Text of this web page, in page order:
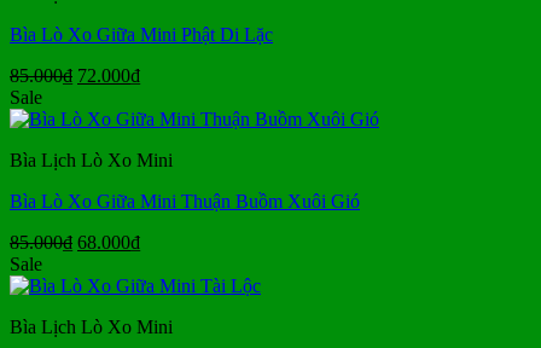
Bìa Lò Xo Giữa Mini Phật Di Lặc
85.000₫ Giá
là:
72.000₫Giá
tại
72.000₫.
Sale
Bìa Lịch Lò Xo Mini
Bìa Lò Xo Giữa Mini Thuận Buồm Xuôi Gió
85.000₫ Giá
là:
68.000₫Giá
tại
68.000₫.
Sale
Bìa Lịch Lò Xo Mini